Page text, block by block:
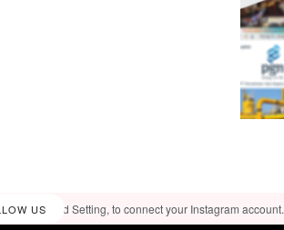
USFeed Setting, to connect your Instagram account.